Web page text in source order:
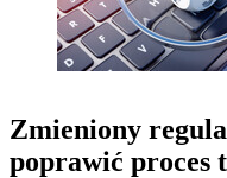
Zmieniony
poprawić proces